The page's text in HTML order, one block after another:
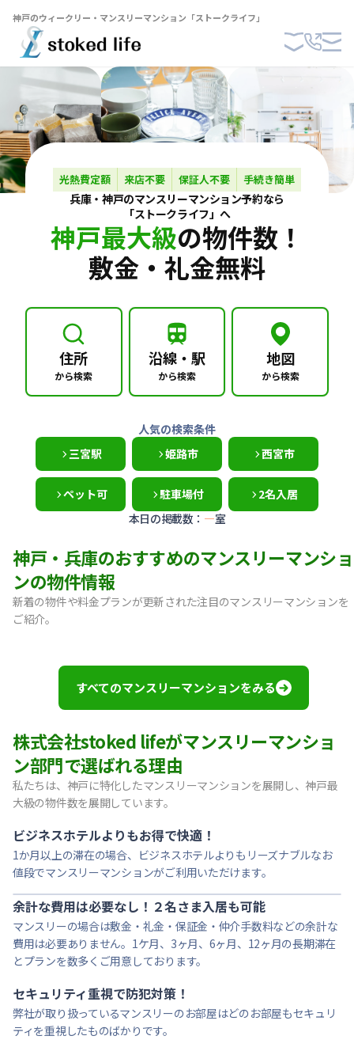
神戸のウィークリー・マンスリーマンション「ストークライフ」
光熱費定額 来店不要 保証人不要 手続き簡単
兵庫・神戸のマンスリーマンション予約なら
「ストークライフ」へ
神戸最大級の物件数！
敷金・礼金無料
住所
から検索
沿線・駅
から検索
地図
から検索
人気の検索条件
三宮駅
姫路市 西宮市
ペット可 駐車場付
2名入居
本日の掲載数： —室
神戸・兵庫のおすすめのマンスリーマンショ
ンの物件情報
新着の物件や料金プランが更新された注目のマンスリーマンションを
ご紹介。
【灘区・JR六甲道】Sステイ六甲道SOUTH・OL｜禁煙ル
【東灘区・摂津本山】Sステイ本山サンハイツOL｜禁煙
【東灘区・JR住吉】Sステイ神戸住吉本町OL｜禁煙ルーム
【神戸・春日野道】Sステイ三宮東アスヴェル｜禁煙ルー
【宝塚市・逆瀬川】Sステイ逆瀬川｜禁煙ルーム・Wi-Fi無料
【西宮北口】Sステイ西宮北口第２｜禁煙ルーム・Wi-Fiレ
【西宮北口】Sステイ西宮北口第２｜禁煙ルーム・Wi-Fiレ
【神戸・三宮】Sステイ神戸三宮レガニール｜禁煙ルーム
すべてのマンスリーマンションをみる
株式会社stoked lifeがマンスリーマンショ
ン部門で選ばれる理由
私たちは、神戸に特化したマンスリーマンションを展開し、神戸最
大級の物件数を展開しています。
ビジネスホテルよりもお得で快適！
1か月以上の滞在の場合、ビジネスホテルよりもリーズナブルなお
値段でマンスリーマンションがご利用いただけます。
余計な費用は必要なし！２名さま入居も可能
マンスリーの場合は敷金・礼金・保証金・仲介手数料などの余計な
費用は必要ありません。1ケ月、3ヶ月、6ヶ月、12ヶ月の長期滞在
とプランを数多くご用意しております。
セキュリティ重視で防犯対策！
弊社が取り扱っているマンスリーのお部屋はどのお部屋もセキュリ
ティを重視したものばかりです。